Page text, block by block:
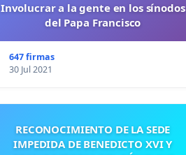
Involucrar a la gente en los sínodos
del Papa Francisco
647 firmas
30 Jul 2021
RECONOCIMIENTO DE LA SEDE
IMPEDIDA DE BENEDICTO XVI Y